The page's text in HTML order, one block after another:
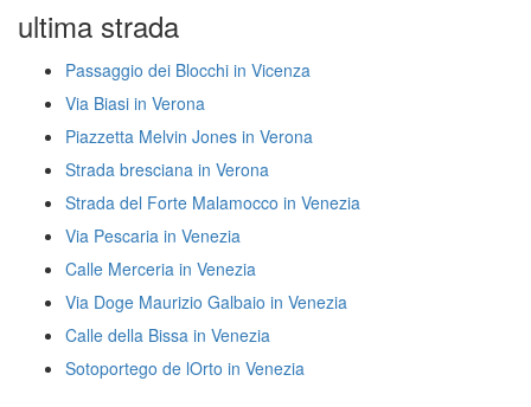
ultima strada
Passaggio dei Blocchi in Vicenza
Via Biasi in Verona
Piazzetta Melvin Jones in Verona
Strada bresciana in Verona
Strada del Forte Malamocco in Venezia
Via Pescaria in Venezia
Calle Merceria in Venezia
Via Doge Maurizio Galbaio in Venezia
Calle della Bissa in Venezia
Sotoportego de lOrto in Venezia